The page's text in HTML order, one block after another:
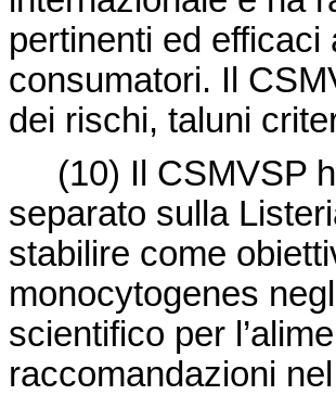
pertinenti ed
consumatori. Il
dei rischi, taluni
(10) Il CSMVSP
separato sulla
stabilire come
monocytogenes
scientifico per
raccomandazioni